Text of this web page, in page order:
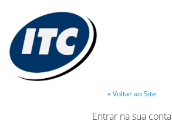
« Voltar ao Site
Entrar na sua conta